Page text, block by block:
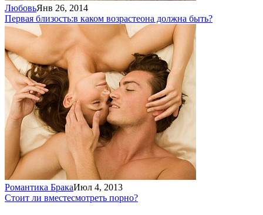
ЛюбовьЯнв 26, 2014
Первая близость:в каком возрастеона должна быть?
Романтика БракаИюл 4, 2013
Стоит ли вместесмотреть порно?